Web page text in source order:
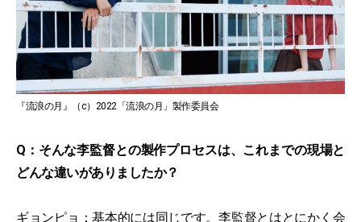
『流浪の月』（c）2022「流浪の月」製作委員会
Q：そんな李監督との製作プロセスは、これまでの現場と
どんな違いがありましたか？
ギョンピョ：基本的には同じです。李監督とはとにかく会